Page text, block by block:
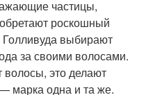
частицы,
роскошный
Голливуда выбирают
за своими волосами.
волосы, это делают
марка одна и та же.